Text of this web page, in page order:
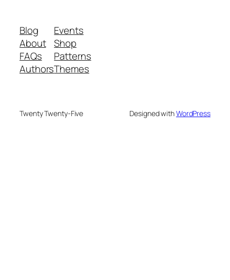
Blog
About
FAQs
Authors
Events
Shop
Patterns
Themes
Twenty Twenty-Five Designed withWordPress